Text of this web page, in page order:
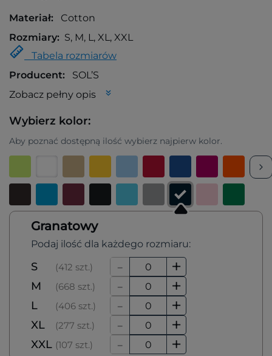
Materiał: Cotton
Rozmiary: S, M, L, XL, XXL
Tabela rozmiarów
Producent: SOL’S
Zobacz pełny opis
Wybierz kolor:
Aby poznać dostępną ilość wybierz najpierw kolor.
Granatowy
Podaj ilość dla każdego rozmiaru:
S (412 szt.) - +
M (668 szt.) - +
L (406 szt.) - +
XL (277 szt.) - +
XXL (107 szt.) - +